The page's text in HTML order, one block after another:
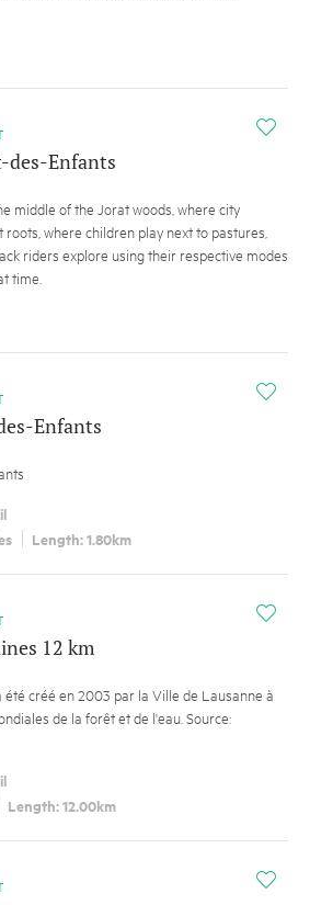
i
des-Enfants
middle of the Jorat woods, where city
where children play next to pastures,
riders explore using their respective modes
time.
i
Enfants
Length: 1.80km
i
12 km
créé en 2003 par la Ville de Lausanne à
de la forêt et de l'eau. Source:
Length: 12.00km
i